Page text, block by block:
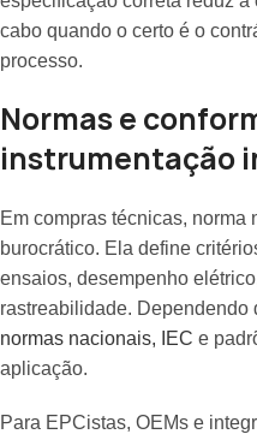
cabo quando o certo é o
processo.
Normas e
instrumentação
Em compras técnicas, norma
burocrático. Ela define
ensaios, desempenho
rastreabilidade. Dependendo
normas nacionais, IEC e
aplicação.
Para EPCistas, OEMs e